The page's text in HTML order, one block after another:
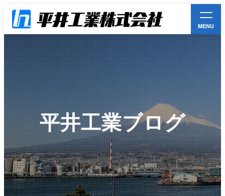
MENU
お知らせ
環境方針
採用情報
平井工業ブログ